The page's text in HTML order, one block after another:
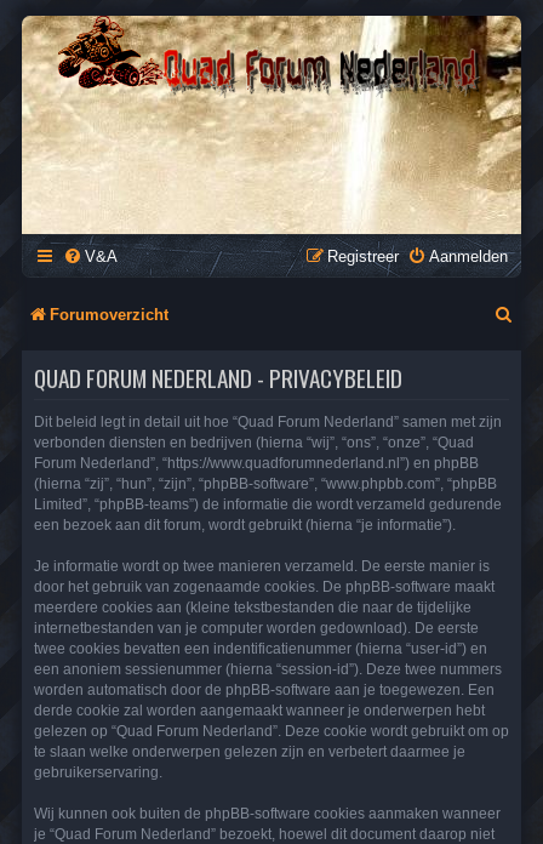
QUAD FORUM NEDERLAND
Het Quad Forum van Nederland en Vlaanderen, voor al je
vragen en antwoorden over Quads en ATV's.
V&A Aanmelden
Registreer
Forumoverzicht
QUAD FORUM NEDERLAND - PRIVACYBELEID
Dit beleid legt in detail uit hoe “Quad Forum Nederland” samen met zijn
verbonden diensten en bedrijven (hierna “wij”, “ons”, “onze”, “Quad
Forum Nederland”, “https://www.quadforumnederland.nl”) en phpBB
(hierna “zij”, “hun”, “zijn”, “phpBB-software”, “www.phpbb.com”, “phpBB
Limited”, “phpBB-teams”) de informatie die wordt verzameld gedurende
een bezoek aan dit forum, wordt gebruikt (hierna “je informatie”).
Je informatie wordt op twee manieren verzameld. De eerste manier is
door het gebruik van zogenaamde cookies. De phpBB-software maakt
meerdere cookies aan (kleine tekstbestanden die naar de tijdelijke
internetbestanden van je computer worden gedownload). De eerste
twee cookies bevatten een indentificatienummer (hierna “user-id”) en
een anoniem sessienummer (hierna “session-id”). Deze twee nummers
worden automatisch door de phpBB-software aan je toegewezen. Een
derde cookie zal worden aangemaakt wanneer je onderwerpen hebt
gelezen op “Quad Forum Nederland”. Deze cookie wordt gebruikt om op
te slaan welke onderwerpen gelezen zijn en verbetert daarmee je
gebruikerservaring.
Wij kunnen ook buiten de phpBB-software cookies aanmaken wanneer
je “Quad Forum Nederland” bezoekt, hoewel dit document daarop niet